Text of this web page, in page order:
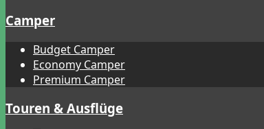
Camper
Budget Camper
Economy Camper
Premium Camper
Touren & Ausflüge